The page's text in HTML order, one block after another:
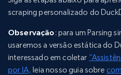
scraping personalizado do
Observação : para um Parsing
usaremos a versão estática do
interessado em coletar
por IA, leia nosso guia sobre